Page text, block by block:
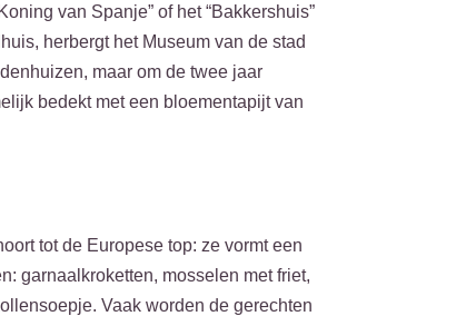
van Spanje” of het “Bakkershuis”
herbergt het Museum van de stad
maar om de twee jaar
bedekt met een bloementapijt van
tot de Europese top: ze vormt een
garnaalkroketten, mosselen met friet,
Vaak worden de gerechten